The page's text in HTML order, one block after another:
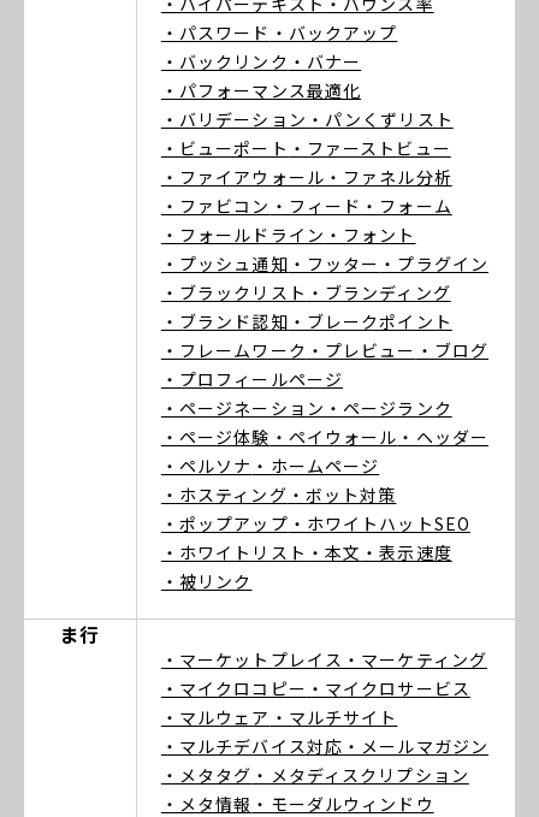
・パスワード ・バックアップ
・バックリンク ・バナー
・パフォーマンス最適化
・バリデーション ・パンくずリスト
・ビューポート ・ファーストビュー
・ファイアウォール ・ファネル分析
・ファビコン ・フィード ・フォーム
・フォールドライン ・フォント
・プッシュ通知 ・フッター ・プラグイン
・ブラックリスト ・ブランディング
・ブランド認知 ・ブレークポイント
・フレームワーク ・プレビュー ・ブログ
・プロフィールページ
・ページネーション ・ページランク
・ページ体験 ・ペイウォール ・ヘッダー
・ペルソナ ・ホームページ
・ホスティング ・ボット対策
・ポップアップ ・ホワイトハットSEO
・ホワイトリスト ・本文 ・表示速度
・被リンク
ま行
・マーケットプレイス ・マーケティング
・マイクロコピー ・マイクロサービス
・マルウェア ・マルチサイト
・マルチデバイス対応 ・メールマガジン
・メタタグ ・メタディスクリプション
・メタ情報 ・モーダルウィンドウ